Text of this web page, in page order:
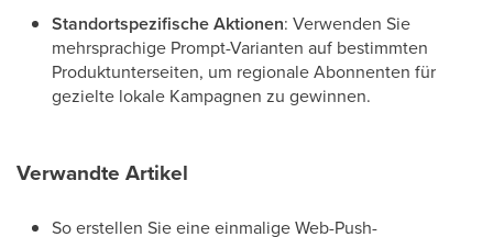
Standortspezifische Aktionen: Verwenden Sie
mehrsprachige Prompt-Varianten auf bestimmten
Produktunterseiten, um regionale Abonnenten für
gezielte lokale Kampagnen zu gewinnen.
Verwandte Artikel
So erstellen Sie eine einmalige Web-Push-